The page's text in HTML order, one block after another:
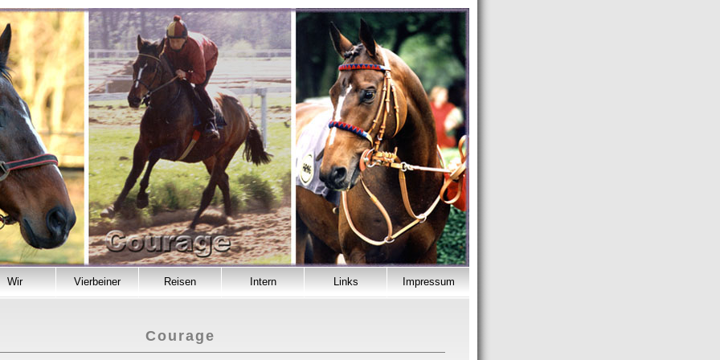
Wir Vierbeiner Reisen Intern Links Impressum
Courage